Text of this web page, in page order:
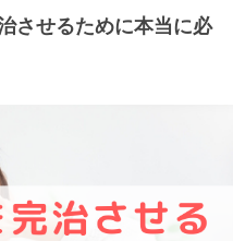
させるために本当に必